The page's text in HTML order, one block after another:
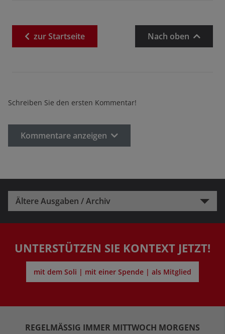
zurStartseite Nach oben
Schreiben Sie den ersten Kommentar!
Kommentare anzeigen
Ältere Ausgaben / Archiv
UNTERSTÜTZEN SIE KONTEXT JETZT!
mit dem Soli | mit einer Spende | als Mitglied
REGELMÄSSIG IMMER MITTWOCH MORGENS